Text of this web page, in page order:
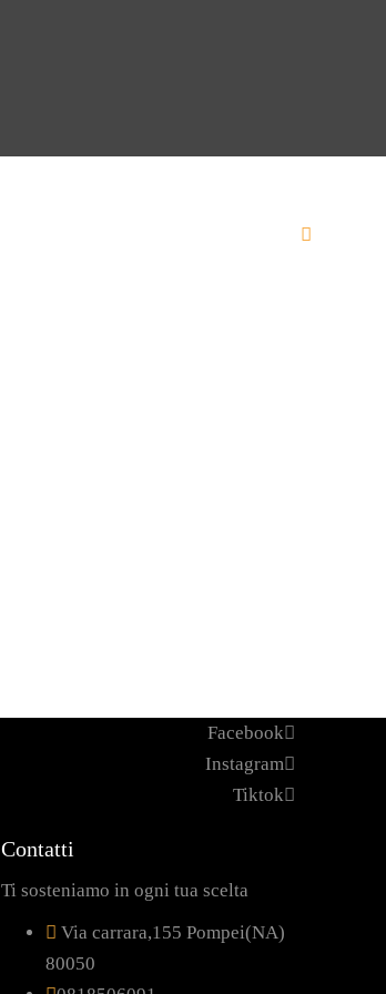
Facebook
Instagram
Tiktok
Contatti
Ti sosteniamo in ogni tua scelta
Via carrara,155 Pompei(NA)
80050